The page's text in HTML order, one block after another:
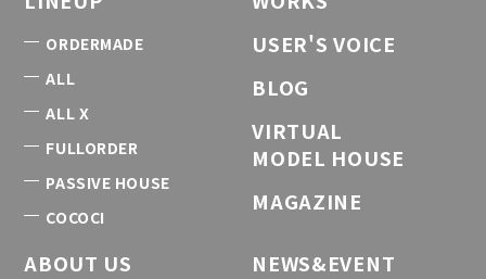
ORDERMADE
ALL
ALL X
FULLORDER
PASSIVE HOUSE
COCOCI
USER'S VOICE
BLOG
VIRTUAL
MODEL HOUSE
MAGAZINE
ABOUT US
NEWS&EVENT